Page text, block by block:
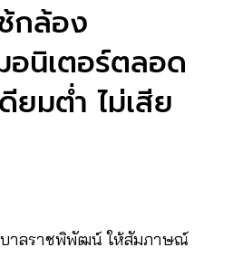
กล้อง
อนิเตอร์ตลอด
ยมต่ำ ไม่เสีย
บาลราชพิพัฒน์ ให้สัมภาษณ์